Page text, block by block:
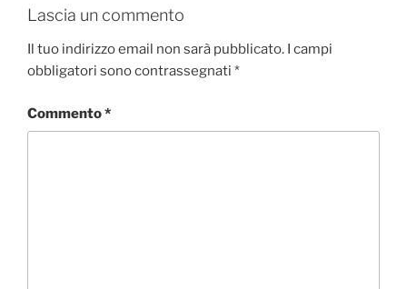
Lascia un commento
Il tuo indirizzo email non sarà pubblicato. I campi
obbligatori sono contrassegnati *
Commento*